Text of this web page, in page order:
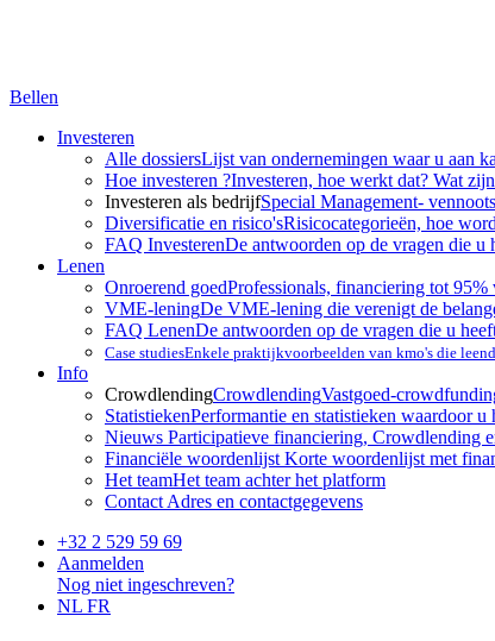
Bellen
Investeren
Alle dossiersLijst van ondernemingen waar u aan
Hoe investeren ?Investeren, hoe werkt dat? Wat
Investeren als bedrijfSpecial Management-
Diversificatie en risico'sRisicocategorieën, hoe
FAQ InvesterenDe antwoorden op de vragen die
Lenen
Onroerend goedProfessionals, financiering tot
VME-leningDe VME-lening die verenigt de
FAQ LenenDe antwoorden op de vragen die u
Case studiesEnkele praktijkvoorbeelden van kmo's die
Info
CrowdlendingCrowdlendingVastgoed-
StatistiekenPerformantie en statistieken waardoor
Nieuws Participatieve financiering, Crowdlending
Financiële woordenlijst Korte woordenlijst met
Het teamHet team achter het platform
Contact Adres en contactgegevens
+32 2 529 59 69
Aanmelden
Nog niet ingeschreven?
NL FR